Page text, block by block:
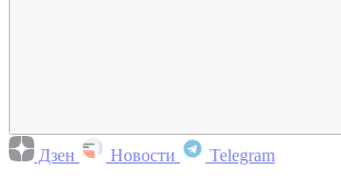
Дзен Новости Telegram